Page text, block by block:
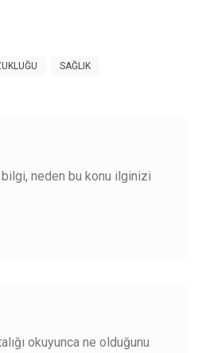
SAĞLIK
neden bu konu ilginizi
okuyunca ne olduğunu